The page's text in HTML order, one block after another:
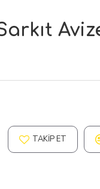
TAKIP ET